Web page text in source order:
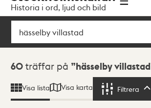
navigationen
huvudinnehållet
Historia i ord, ljud och bild
Sök
Sökresultat
60 träffar på hässelby villastad
Visa lista Visa karta Filtrera